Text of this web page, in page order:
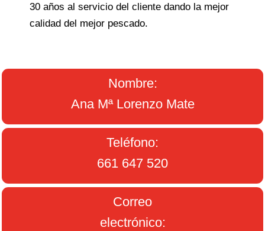
30 años al servicio del cliente dando la mejor
calidad del mejor pescado.
Nombre:
Ana Mª Lorenzo Mate
Teléfono:
661 647 520
Correo
electrónico: